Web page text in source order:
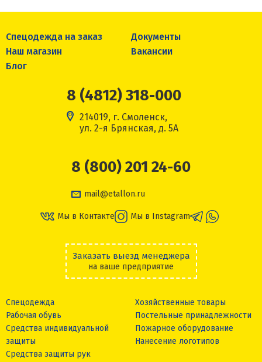
Спецодежда на заказ
Документы
Наш магазин
Вакансии
Блог
8 (4812) 318-000
214019, г. Смоленск,
ул. 2-я Брянская, д. 5А
8 (800) 201 24-60
mail@etallon.ru
Мы в Контакте Мы в Instagram
Заказать выезд менеджера
на ваше предприятие
Спецодежда
Рабочая обувь
Средства индивидуальной
защиты
Средства защиты рук
Хозяйственные товары
Постельные принадлежности
Пожарное оборудование
Нанесение логотипов